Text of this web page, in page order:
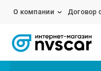
О компании Договор